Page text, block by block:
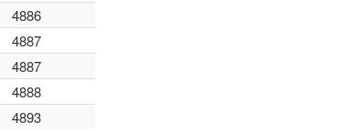
4886
4887
4887
4888
4893